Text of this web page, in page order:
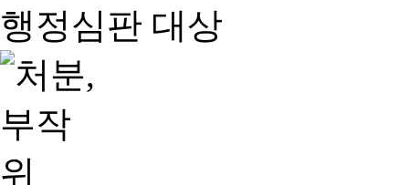
행정심판 대상